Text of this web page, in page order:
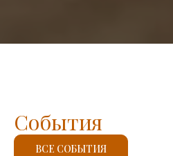
События
ВСЕ СОБЫТИЯ